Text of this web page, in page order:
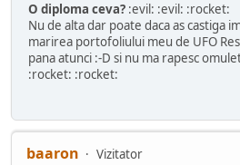
O diploma ceva? :evil: :evil: :rocket:
Nu de alta dar poate daca as castiga
marirea portofoliului meu de UFO
pana atunci :-D si nu ma rapesc
:rocket: :rocket:
baaron
Vizitator